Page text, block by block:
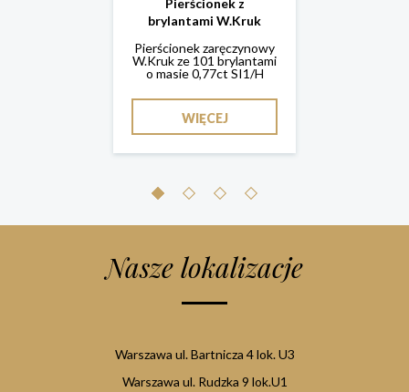
brylantami W.Kruk
Pierścionek zaręczynowy
W.Kruk ze 101 brylantami
o masie 0,77ct SI1/H
WIĘCEJ
1 2 3 4
Nasze lokalizacje
Warszawa ul. Bartnicza 4 lok. U3
Warszawa ul. Rudzka 9 lok.U1